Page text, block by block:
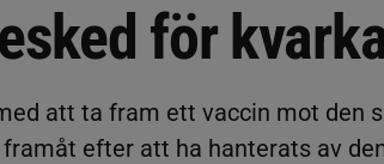
för
att ta fram ett vaccin mot den
efter att ha hanterats av